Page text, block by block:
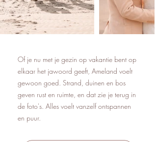
Of je nu met je gezin op vakantie bent op
elkaar het jawoord geeft, Ameland voelt
gewoon goed. Strand, duinen en bos
geven rust en ruimte, en dat zie je terug in
de foto's. Alles voelt vanzelf ontspannen
en puur.